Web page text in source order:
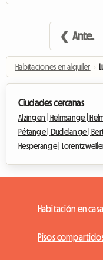
❮ Ante.
Habitaciones en alquiler ›
Ciudades cercanas
Alzingen | Helmsange |
Pétange |
Dudelange |
Hesperange |
Habitación en
Pisos